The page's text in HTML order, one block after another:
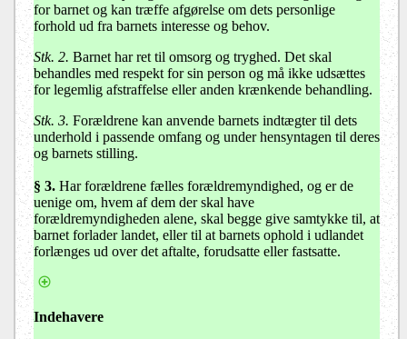
for barnet og kan træffe afgørelse om dets personlige
forhold ud fra barnets interesse og behov.
Stk. 2. Barnet har ret til omsorg og tryghed. Det skal
behandles med respekt for sin person og må ikke udsættes
for legemlig afstraffelse eller anden krænkende behandling.
Stk. 3. Forældrene kan anvende barnets indtægter til dets
underhold i passende omfang og under hensyntagen til deres
og barnets stilling.
§ 3. Har forældrene fælles forældremyndighed, og er de
uenige om, hvem af dem der skal have
forældremyndigheden alene, skal begge give samtykke til, at
barnet forlader landet, eller til at barnets ophold i udlandet
forlænges ud over det aftalte, forudsatte eller fastsatte.
Indehavere